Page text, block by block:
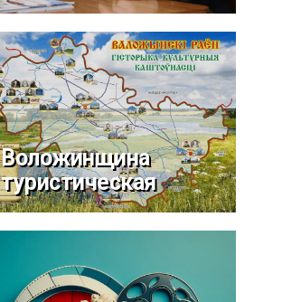
Воложинщина
туристическая